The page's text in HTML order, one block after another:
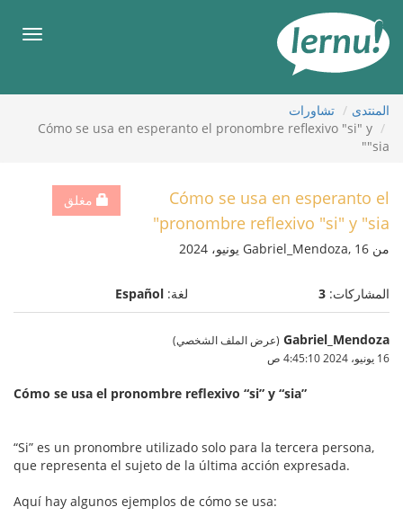
المحتويات
قائمة
المنتدى
تشاورات
Cómo se usa en esperanto el pronombre reflexivo "si" y
"sia"
مغلق
Cómo se usa en esperanto el
pronombre reflexivo "si" y "sia"
من Gabriel_Mendoza, 16 يونيو، 2024
المشاركات: 3 لغة: Español
Gabriel_Mendoza (عرض الملف الشخصي)
16 يونيو، 2024 4:45:10 ص
Cómo se usa el pronombre reflexivo “si” y “sia”
“Si” es un pronombre utilizado solo para la tercera persona,
que representa el sujeto de la última acción expresada.
Aquí hay algunos ejemplos de cómo se usa: